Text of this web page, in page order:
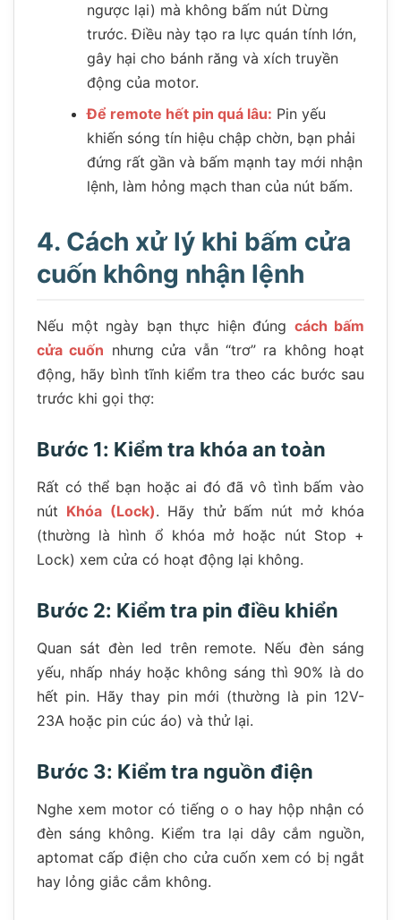
ngược lại) mà không bấm nút Dừng
trước. Điều này tạo ra lực quán tính lớn,
gây hại cho bánh răng và xích truyền
động của motor.
Để remote hết pin quá lâu: Pin yếu
khiến sóng tín hiệu chập chờn, bạn phải
đứng rất gần và bấm mạnh tay mới nhận
lệnh, làm hỏng mạch than của nút bấm.
4. Cách xử lý khi bấm cửa
cuốn không nhận lệnh
Nếu một ngày bạn thực hiện đúng cách bấm
cửa cuốn nhưng cửa vẫn “trơ” ra không hoạt
động, hãy bình tĩnh kiểm tra theo các bước sau
trước khi gọi thợ:
Bước 1: Kiểm tra khóa an toàn
Rất có thể bạn hoặc ai đó đã vô tình bấm vào
nút Khóa (Lock). Hãy thử bấm nút mở khóa
(thường là hình ổ khóa mở hoặc nút Stop +
Lock) xem cửa có hoạt động lại không.
Bước 2: Kiểm tra pin điều khiển
Quan sát đèn led trên remote. Nếu đèn sáng
yếu, nhấp nháy hoặc không sáng thì 90% là do
hết pin. Hãy thay pin mới (thường là pin 12V-
23A hoặc pin cúc áo) và thử lại.
Bước 3: Kiểm tra nguồn điện
Nghe xem motor có tiếng o o hay hộp nhận có
đèn sáng không. Kiểm tra lại dây cắm nguồn,
aptomat cấp điện cho cửa cuốn xem có bị ngắt
hay lỏng giắc cắm không.